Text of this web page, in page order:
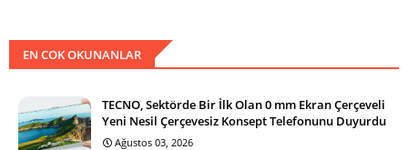
EN COK OKUNANLAR
TECNO, Sektörde Bir İlk Olan 0 mm Ekran Çerçeveli
Yeni Nesil Çerçevesiz Konsept Telefonunu Duyurdu
Ağustos 03, 2026